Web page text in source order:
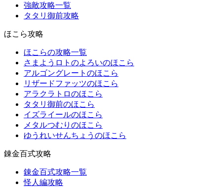
強敵攻略一覧
タタリ御前攻略
ほこら攻略
ほこらの攻略一覧
さまようロトのよろいのほこら
アルゴングレートのほこら
リザードファッツのほこら
アラクラトロのほこら
タタリ御前のほこら
イズライールのほこら
メタルつむりのほこら
ゆうれいせんちょうのほこら
錬金百式攻略
錬金百式攻略一覧
怪人編攻略